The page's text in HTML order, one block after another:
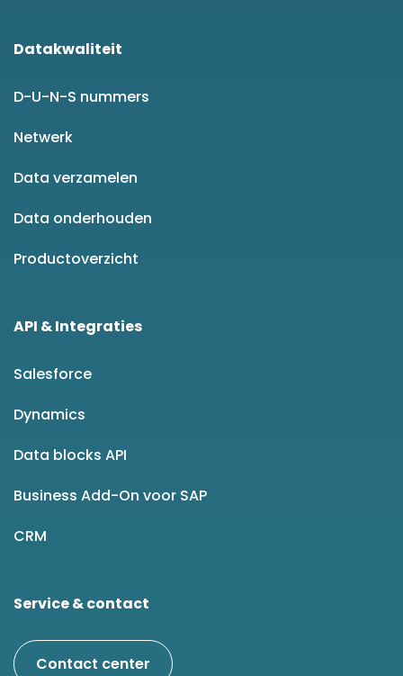
Datakwaliteit
D-U-N-S nummers
Netwerk
Data verzamelen
Data onderhouden
Productoverzicht
API & Integraties
Salesforce
Dynamics
Data blocks API
Business Add-On voor SAP
CRM
Service & contact
Contact center